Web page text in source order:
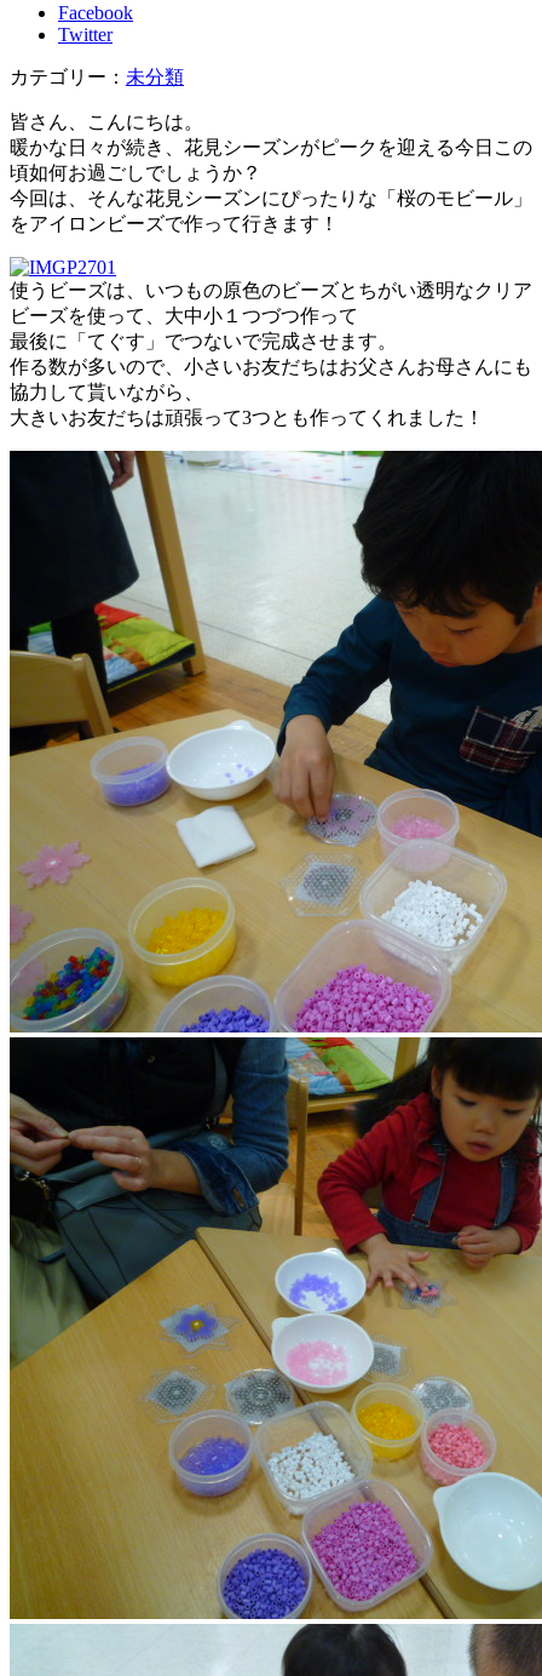
Facebook
Twitter
カテゴリー： 未分類
皆さん、こんにちは。
暖かな日々が続き、花見シーズンがピークを迎える今日この
頃如何お過ごしでしょうか？
今回は、そんな花見シーズンにぴったりな「桜のモビール」
をアイロンビーズで作って行きます！
使うビーズは、いつもの原色のビーズとちがい透明なクリア
ビーズを使って、大中小１つづつ作って
最後に「てぐす」でつないで完成させます。
作る数が多いので、小さいお友だちはお父さんお母さんにも
協力して貰いながら、
大きいお友だちは頑張って3つとも作ってくれました！